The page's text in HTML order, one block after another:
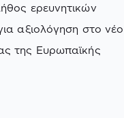
ερευνητικών
αξιολόγηση στο νέο
της Ευρωπαϊκής